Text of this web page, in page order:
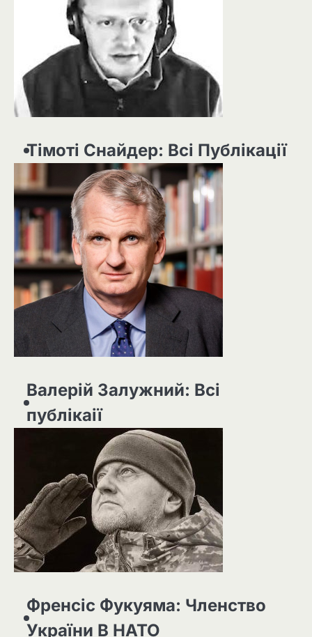
Тімоті Снайдер: Всі Публікації
Валерій Залужний: Всі
публікаії
Френсіс Фукуяма: Членство
України В НАТО